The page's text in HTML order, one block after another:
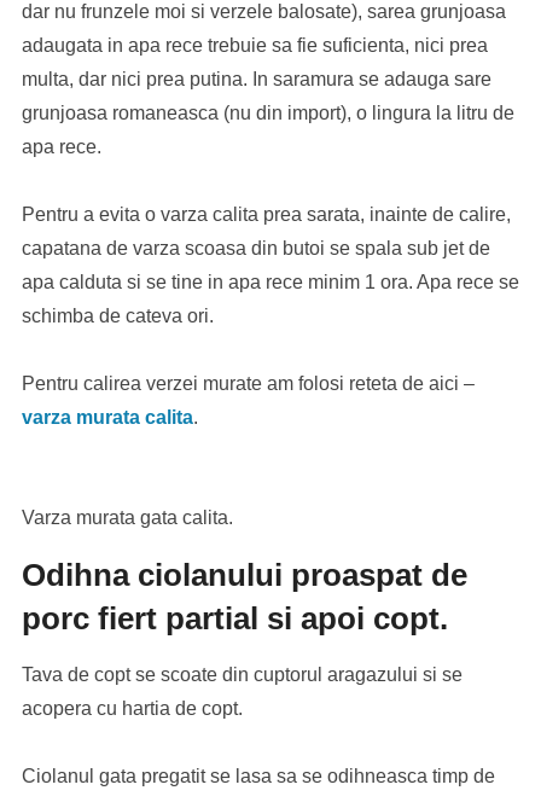
dar nu frunzele moi si verzele balosate), sarea grunjoasa
adaugata in apa rece trebuie sa fie suficienta, nici prea
multa, dar nici prea putina. In saramura se adauga sare
grunjoasa romaneasca (nu din import), o lingura la litru de
apa rece.
Pentru a evita o varza calita prea sarata, inainte de calire,
capatana de varza scoasa din butoi se spala sub jet de
apa calduta si se tine in apa rece minim 1 ora. Apa rece se
schimba de cateva ori.
Pentru calirea verzei murate am folosi reteta de aici –
varza murata calita.
Varza murata gata calita.
Odihna ciolanului proaspat de
porc fiert partial si apoi copt.
Tava de copt se scoate din cuptorul aragazului si se
acopera cu hartia de copt.
Ciolanul gata pregatit se lasa sa se odihneasca timp de